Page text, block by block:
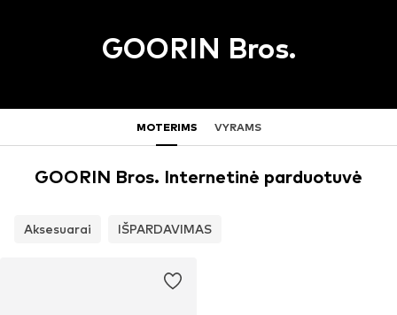
GOORIN Bros.
MOTERIMS VYRAMS
GOORIN Bros. Internetinė parduotuvė
Aksesuarai IŠPARDAVIMAS